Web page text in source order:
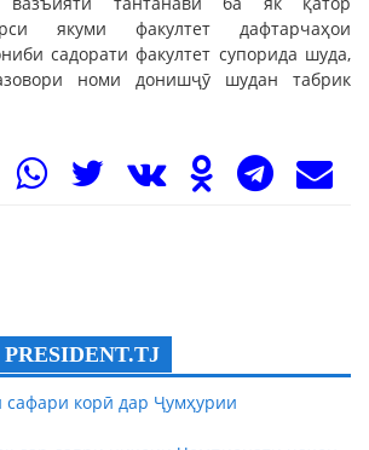
якуми факултет дафтарчаҳои
садорати факултет супорида шуда,
номи донишҷӯ шудан табрик
корӣ дар Ҷумҳурии